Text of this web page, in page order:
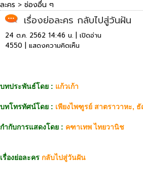
ละคร > ช่องอื่น ๆ
เรื่องย่อละคร กลับไปสู่วันฝัน
24 ต.ค. 2562 14:46 น. | เปิดอ่าน
4550 | แสดงความคิดเห็น
บทประพันธ์โดย : แก้วเก้า
บทโทรทัศน์โดย : เพียงไพฑูรย์ สาตราวาหะ,
กำกับการแสดงโดย : คฑาเทพ ไทยวานิช
เรื่องย่อละคร กลับไปสู่วันฝัน